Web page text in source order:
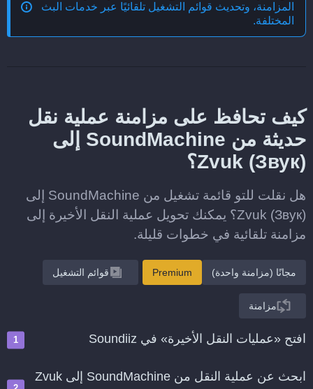
المزامنة، وتحديث قوائم التشغيل تلقائيًا عبر خدمات البث
المختلفة.
كيف تحافظ على مزامنة عملية نقل
حديثة من SoundMachine إلى
Zvuk (Звук)؟
هل نقلت للتو قائمة تشغيل من SoundMachine إلى
Zvuk (Звук)؟ يمكنك تحويل عملية النقل الأخيرة إلى
مزامنة تلقائية في خطوات قليلة.
مجانًا (مزامنة واحدة) Premium قوائم التشغيل
مزامنة
افتح «عمليات النقل الأخيرة» في Soundiiz
ابحث عن عملية النقل من SoundMachine إلى Zvuk